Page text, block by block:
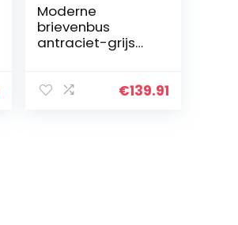
Moderne
brievenbus
antraciet-grijs
brievenbus
€139.91